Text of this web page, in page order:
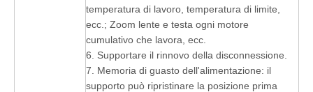
temperatura di lavoro, temperatura di limite,
ecc.; Zoom lente e testa ogni motore
cumulativo che lavora, ecc.
6. Supportare il rinnovo della disconnessione.
7. Memoria di guasto dell'alimentazione: il
supporto può ripristinare la posizione prima